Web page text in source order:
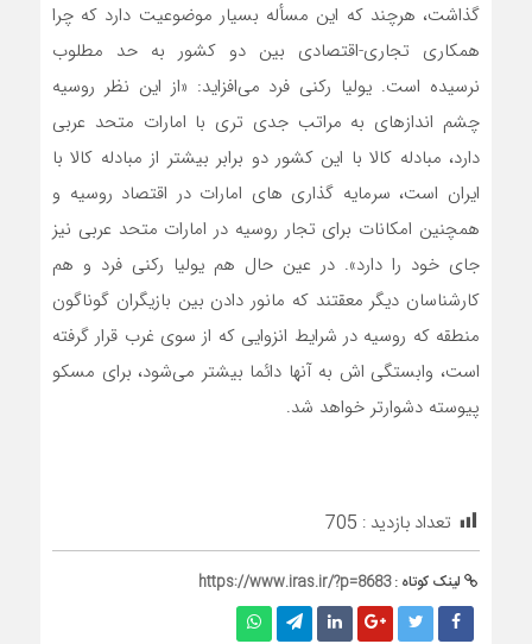
گذاشت، هرچند که این مسأله بسیار موضوعیت دارد که چرا
همکاری تجاری-اقتصادی بین دو کشور به حد مطلوب
نرسیده است. یولیا رکنی فرد می‌افزاید: «از این نظر روسیه
چشم اندازهای به مراتب جدی تری با امارات متحد عربی
دارد، مبادله کالا با این کشور دو برابر بیشتر از مبادله کالا با
ایران است، سرمایه گذاری های امارات در اقتصاد روسیه و
همچنین امکانات برای تجار روسیه در امارات متحد عربی نیز
جای خود را دارد». در عین حال هم یولیا رکنی فرد و هم
کارشناسان دیگر معقتند که مانور دادن بین بازیگران گوناگون
منطقه که روسیه در شرایط انزوایی که از سوی غرب قرار گرفته
است، وابستگی اش به آنها دائما بیشتر می‌شود، برای مسکو
پیوسته دشوارتر خواهد شد.
تعداد بازدید : 705
لینک کوتاه :https://www.iras.ir/?p=8683